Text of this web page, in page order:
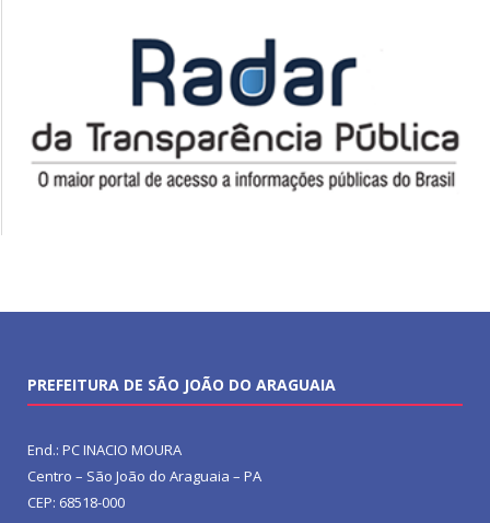
PREFEITURA DE SÃO JOÃO DO ARAGUAIA
End.: PC INACIO MOURA
Centro – São João do Araguaia – PA
CEP: 68518-000